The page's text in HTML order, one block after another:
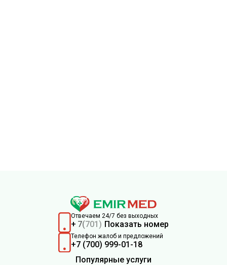
Отвечаем 24/7 без выходных
+ 7(701) Показать номер
Телефон жалоб и предложений
+7 (700) 999-01-18
Популярные услуги